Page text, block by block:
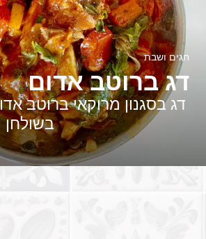
דג ברוטב אדום
חגים ושבת
דג בסגנון מרוקאי ברוטב
בשולחן